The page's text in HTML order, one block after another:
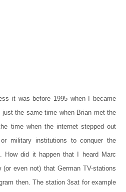
it was before 1995 when I became
the same time when Brian met the
time when the internet stepped out
military institutions to conquer the
How did it happen that I heard Marc
even not) that German TV-stations
then. The station 3sat for example